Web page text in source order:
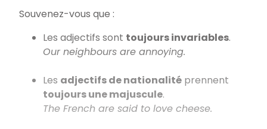
Souvenez-vous que :
Les adjectifs sont toujours invariables.
Our neighbours are annoying.
Les adjectifs de nationalité prennent
toujours une majuscule.
The French are said to love cheese.